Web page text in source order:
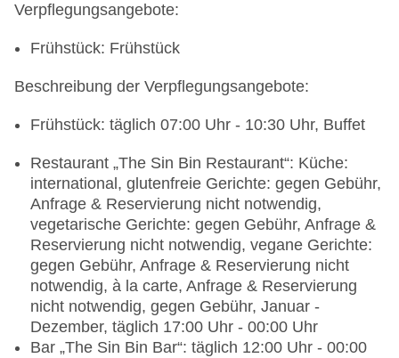
Verpflegungsangebote:
Frühstück: Frühstück
Beschreibung der Verpflegungsangebote:
Frühstück: täglich 07:00 Uhr - 10:30 Uhr, Buffet
Restaurant „The Sin Bin Restaurant“: Küche:
international, glutenfreie Gerichte: gegen Gebühr,
Anfrage & Reservierung nicht notwendig,
vegetarische Gerichte: gegen Gebühr, Anfrage &
Reservierung nicht notwendig, vegane Gerichte:
gegen Gebühr, Anfrage & Reservierung nicht
notwendig, à la carte, Anfrage & Reservierung
nicht notwendig, gegen Gebühr, Januar -
Dezember, täglich 17:00 Uhr - 00:00 Uhr
Bar „The Sin Bin Bar“: täglich 12:00 Uhr - 00:00